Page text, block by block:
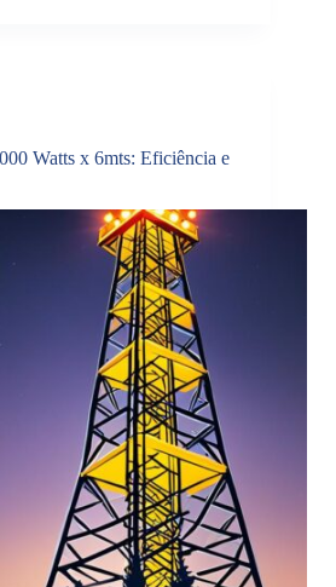
Watts x 6mts: Eficiência e